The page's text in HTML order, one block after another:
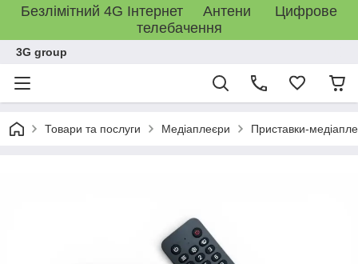
Безлімітний 4G Інтернет Антени Цифрове
телебачення
3G group
Товари та послуги Медіаплеєри Приставки-